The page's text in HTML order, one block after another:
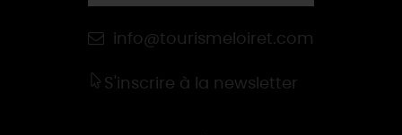
info@tourismeloiret.com
S'inscrire à la newsletter